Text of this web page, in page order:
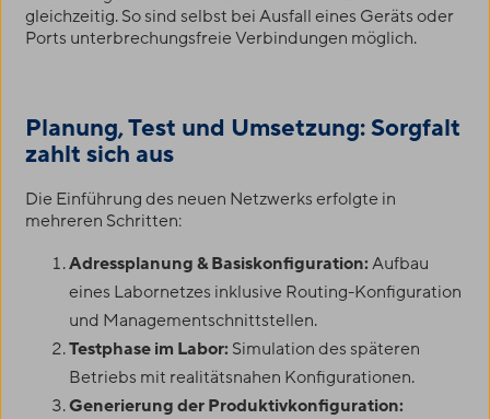
gleichzeitig. So sind selbst bei Ausfall eines Geräts oder
Ports unterbrechungsfreie Verbindungen möglich.
Planung, Test und Umsetzung: Sorgfalt
zahlt sich aus
Die Einführung des neuen Netzwerks erfolgte in
mehreren Schritten:
Adressplanung & Basiskonfiguration:Aufbau
eines Labornetzes inklusive Routing-Konfiguration
und Managementschnittstellen.
Testphase im Labor: Simulation des späteren
Betriebs mit realitätsnahen Konfigurationen.
Generierung der Produktivkonfiguration: